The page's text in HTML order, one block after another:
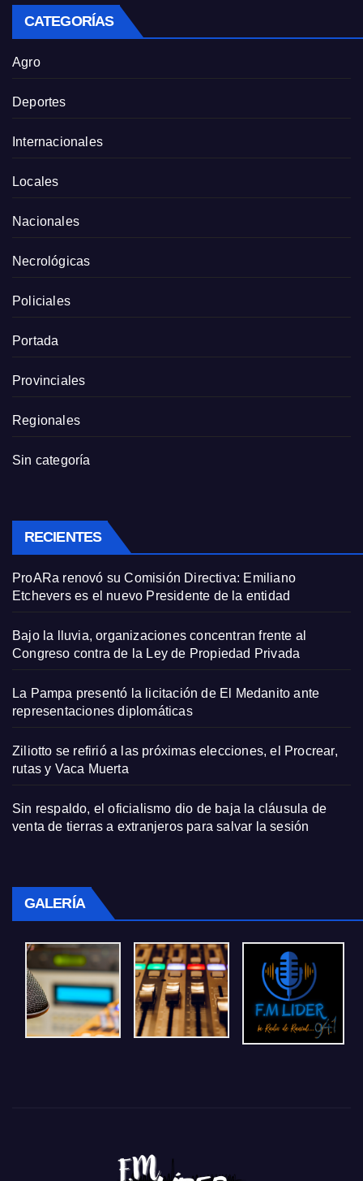
CATEGORÍAS
Agro
Deportes
Internacionales
Locales
Nacionales
Necrológicas
Policiales
Portada
Provinciales
Regionales
Sin categoría
RECIENTES
ProARa renovó su Comisión Directiva: Emiliano
Etchevers es el nuevo Presidente de la entidad
Bajo la lluvia, organizaciones concentran frente al
Congreso contra de la Ley de Propiedad Privada
La Pampa presentó la licitación de El Medanito ante
representaciones diplomáticas
Ziliotto se refirió a las próximas elecciones, el Procrear,
rutas y Vaca Muerta
Sin respaldo, el oficialismo dio de baja la cláusula de
venta de tierras a extranjeros para salvar la sesión
GALERÍA